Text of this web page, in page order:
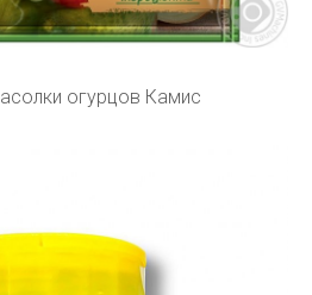
огурцов Камис